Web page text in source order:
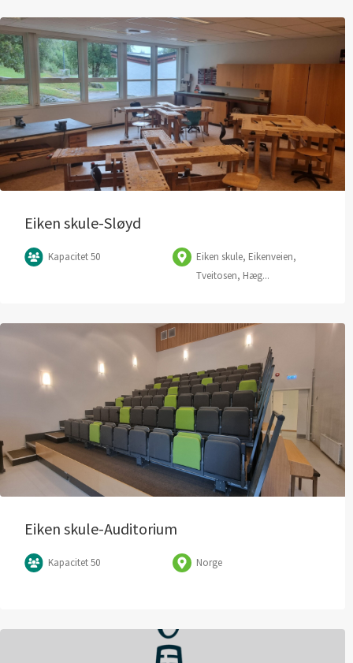
Eiken skule-Sløyd
Kapacitet 50
Eiken skule, Eikenveien,
Tveitosen, Hæg...
Eiken skule-Auditorium
Kapacitet 50 Norge